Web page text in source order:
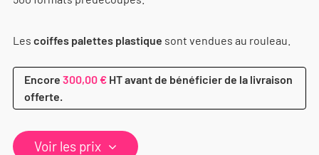
Les coiffes palettes plastique sont vendues au rouleau.
Encore 300,00 € HT avant de bénéficier de la livraison
offerte.
Voir les prix